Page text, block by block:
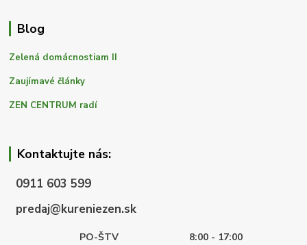
Blog
Zelená domácnostiam II
Zaujímavé články
ZEN CENTRUM radí
Kontaktujte nás:
0911 603 599
predaj@kureniezen.sk
PO-ŠTV
8:00 - 17:00